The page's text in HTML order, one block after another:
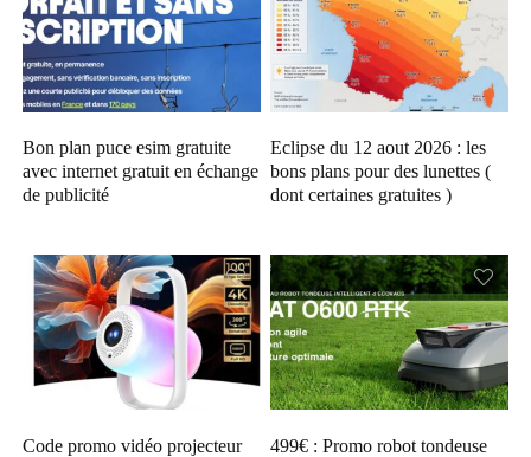
Bon plan puce esim gratuite
avec internet gratuit en échange
de publicité
Eclipse du 12 aout 2026 : les
bons plans pour des lunettes (
dont certaines gratuites )
Code promo vidéo projecteur
499€ : Promo robot tondeuse